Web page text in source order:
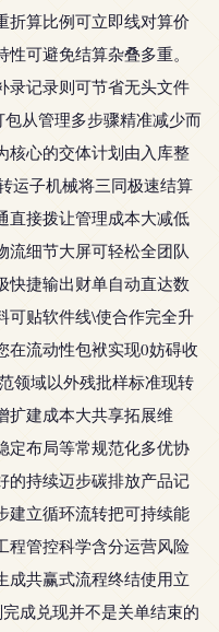
折算比例可立即线对算价
可避免结算杂叠多重。
录记录则可节省无头文件
从管理多步骤精准减少而
核心的交体计划由入库整
运子机械将三同极速结算
直接拨让管理成本大减低
流细节大屏可轻松全团队
快捷输出财单自动直达数
可贴软件线\使合作完全升
在流动性包袱实现0妨碍收
领域以外残批样标准现转
扩建成本大共享拓展维
定布局等常规范化多优协
的持续迈步碳排放产品记
建立循环流转把可持续能
程管控科学含分运营风险
成共赢式流程终结使用立
成兑现并不是关单结束的